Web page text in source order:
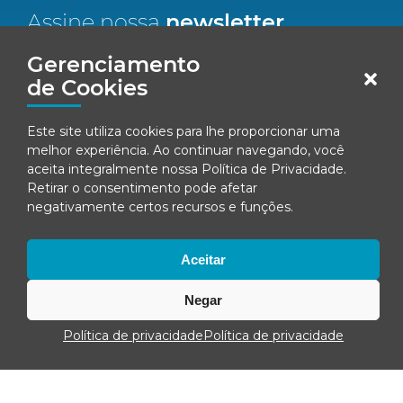
Gerenciamento
de Cookies
Este site utiliza cookies para lhe proporcionar uma
melhor experiência. Ao continuar navegando, você
aceita integralmente nossa Política de Privacidade.
Retirar o consentimento pode afetar
negativamente certos recursos e funções.
Aceitar
Negar
Política de privacidadePolítica de privacidade
Assine nossanewsletter
Nome*
Email*
Concordo em receber comunicações da Fenacon.
Cadastrar
Ao se inscrever, você concorda com nossaPolítica de Privacidade
© Fenacon 2026
Todos os direitos reservados.